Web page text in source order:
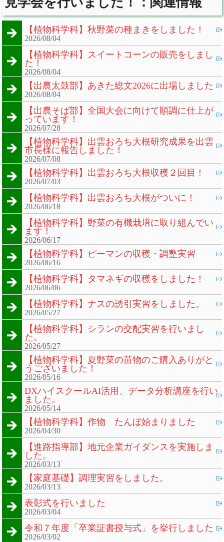
【植物科学科】秋野菜の種まきをしました！
2026/08/04
【植物科学科】スイートコーンの販売をしまし
た！
2026/08/04
【出農太鼓部】あきた総文2026に出場しました
2026/08/04
【出農そば部】全国大会に向けて順調に仕上が
っています！
2026/07/28
【植物科学科】出雲おろち大根研究成果を出雲
市長様に報告しました！
2026/07/08
【植物科学科】出雲おろち大根収穫２回目！
2026/07/03
【植物科学科】出雲おろち大根がついに！
2026/06/18
【植物科学科】野菜の有機栽培に取り組んでい
ます！
2026/06/17
【植物科学科】ピーマンの収穫・調整実習
2026/06/16
【植物科学科】タマネギの収穫をしました！
2026/06/06
【植物科学科】ナスの誘引実習をしました。
2026/05/27
【植物科学科】シランの交配実習を行いまし
た。
2026/05/27
【植物科学科】夏野菜の苗物のご購入ありがと
うございました！
2026/05/16
DXハイスクールAI活用、データ分析講座を行い
ました。
2026/05/14
【植物科学科】作物 たんぼ始まりました
2026/04/30
【進路指導部】地元企業ガイダンスを実施しま
した。
2026/03/13
【家庭基礎】調理実習をしました。
2026/03/13
表彰式を行いました
2026/03/04
令和７年度「卒業証書授与式」を挙行しました
2026/03/02